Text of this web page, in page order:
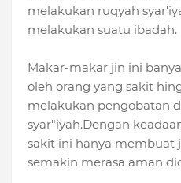
melakukan ruqyah
melakukan suatu ibadah.
Makar-makar jin ini
oleh orang yang sakit
melakukan pengobatan
syar"iyah.Dengan
sakit ini hanya membuat
semakin merasa aman